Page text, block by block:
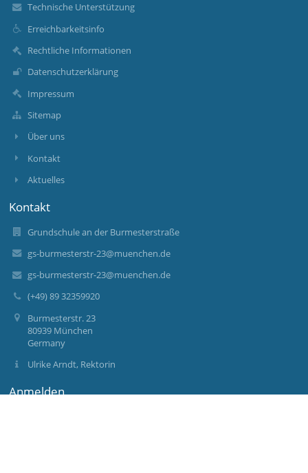
Technische Unterstützung
Erreichbarkeitsinfo
Rechtliche Informationen
Datenschutzerklärung
Impressum
Sitemap
Über uns
Kontakt
Aktuelles
Kontakt
Grundschule an der Burmesterstraße
gs-burmesterstr-23@muenchen.de
gs-burmesterstr-23@muenchen.de
(+49) 89 32359920
Burmesterstr. 23
80939 München
Germany
Ulrike Arndt, Rektorin
Anmelden